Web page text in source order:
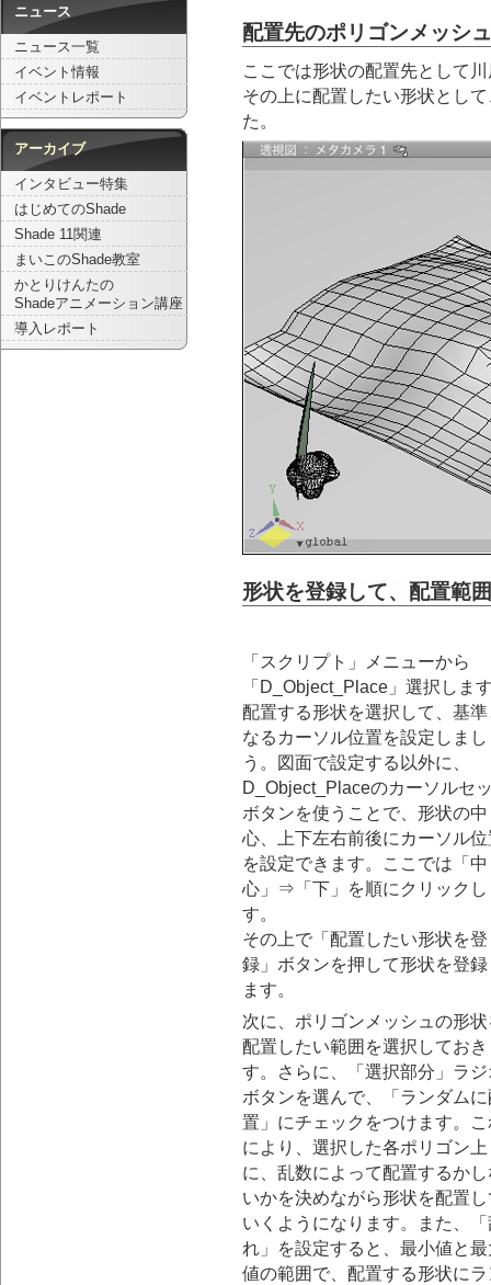
ニュース
ニュース一覧
イベント情報
イベントレポート
アーカイブ
インタビュー特集
はじめてのShade
Shade 11関連
まいこのShade教室
かとりけんたの
Shadeアニメーション講座
導入レポート
配置先のポリゴンメッシ
ここでは形状の配置先として
その上に配置したい形状とし
た。
形状を登録して、配置範
「スクリプト」メニューから
「D_Object_Place」選択しま
配置する形状を選択して、基準
なるカーソル位置を設定しま
う。図面で設定する以外に、
D_Object_Placeのカーソルセ
ボタンを使うことで、形状の中
心、上下左右前後にカーソル位
を設定できます。ここでは「中
心」⇒「下」を順にクリックし
す。
その上で「配置したい形状を登
録」ボタンを押して形状を登録
ます。
次に、ポリゴンメッシュの形
配置したい範囲を選択してお
す。さらに、「選択部分」ラジ
ボタンを選んで、「ランダム
置」にチェックをつけます。こ
により、選択した各ポリゴン上
に、乱数によって配置するか
いかを決めながら形状を配置
いくようになります。また、
れ」を設定すると、最小値と
値の範囲で、配置する形状に